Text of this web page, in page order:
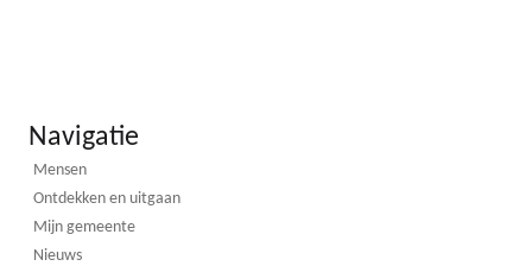
Navigatie
Mensen
Ontdekken en uitgaan
Mijn gemeente
Nieuws